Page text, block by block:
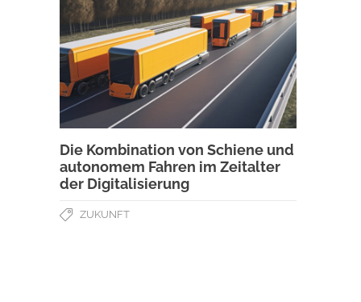
Die Kombination von Schiene und
autonomem Fahren im Zeitalter
der Digitalisierung
ZUKUNFT